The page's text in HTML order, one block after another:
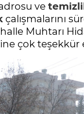
ve
çalışmalarını
Muhtarı
çok teşekkür